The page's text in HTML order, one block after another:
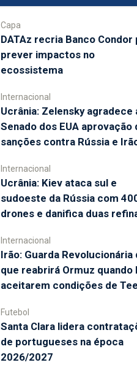
Capa
DATAz recria Banco Condor
prever impactos no
ecossistema
Internacional
Ucrânia: Zelensky agradece
Senado dos EUA aprovação
sanções contra Rússia e
Internacional
Ucrânia: Kiev ataca sul e
sudoeste da Rússia com
drones e danifica duas
Internacional
Irão: Guarda Revolucionária
que reabrirá Ormuz quando
aceitarem condições de
Futebol
Santa Clara lidera
de portugueses na época
2026/2027